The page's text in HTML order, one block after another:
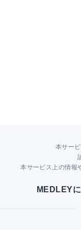
本サー
本サービス上の情報
MEDLEY